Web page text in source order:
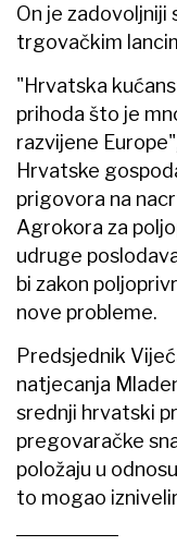
On je zadovoljniji
trgovačkim
"Hrvatska
prihoda što je
razvijene
Hrvatske
prigovora na
Agrokora za
udruge
bi zakon
nove probleme.
Predsjednik
natjecanja
srednji hrvatski
pregovaračke
položaju u
to mogao